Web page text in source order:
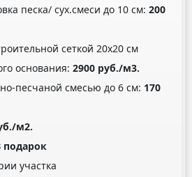
песка/ сух.смеси до 10 см:200
сеткой 20х20 см
основания:2900 руб./м3.
песчаной смесью до 6 см: 170
м2.
подарок
участка